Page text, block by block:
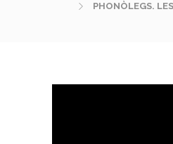
PHONÒLEGS.